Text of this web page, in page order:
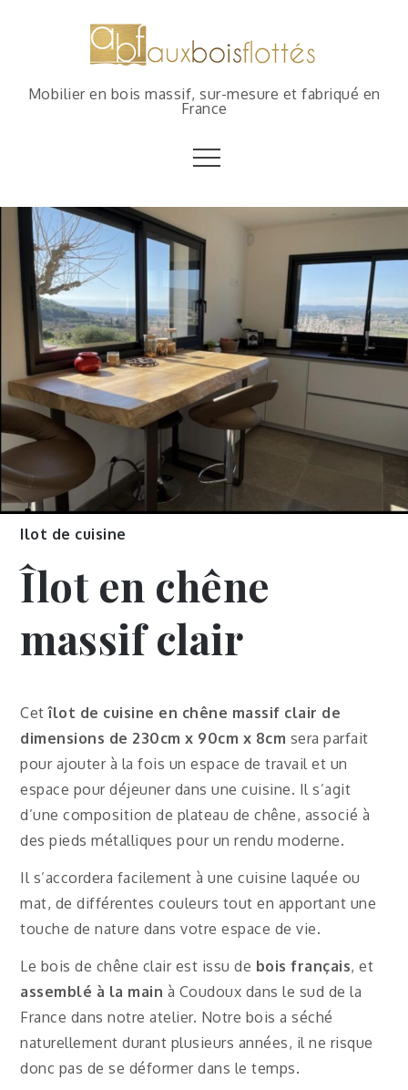
Mobilier en bois massif, sur-mesure et fabriqué en
France
Ilot de cuisine
Îlot en chêne
massif clair
Cet îlot de cuisine en chêne massif clair de
dimensions de 230cm x 90cm x 8cm sera parfait
pour ajouter à la fois un espace de travail et un
espace pour déjeuner dans une cuisine. Il s’agit
d’une composition de plateau de chêne, associé à
des pieds métalliques pour un rendu moderne.
Il s’accordera facilement à une cuisine laquée ou
mat, de différentes couleurs tout en apportant une
touche de nature dans votre espace de vie.
Le bois de chêne clair est issu de bois français, et
assemblé à la main à Coudoux dans le sud de la
France dans notre atelier. Notre bois a séché
naturellement durant plusieurs années, il ne risque
donc pas de se déformer dans le temps.